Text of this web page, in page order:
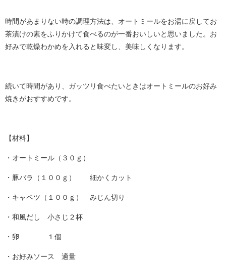
時間があまりない時の調理方法は、オートミールをお湯に戻してお
茶漬けの素をふりかけて食べるのが一番おいしいと思いました。お
好みで乾燥わかめを入れると味変し、美味しくなります。
続いて時間があり、ガッツリ食べたいときはオートミールのお好み
焼きがおすすめです。
【材料】
・オートミール（３０ｇ）
・豚バラ（１００ｇ） 細かくカット
・キャベツ（１００ｇ） みじん切り
・和風だし 小さじ２杯
・卵 １個
・お好みソース 適量